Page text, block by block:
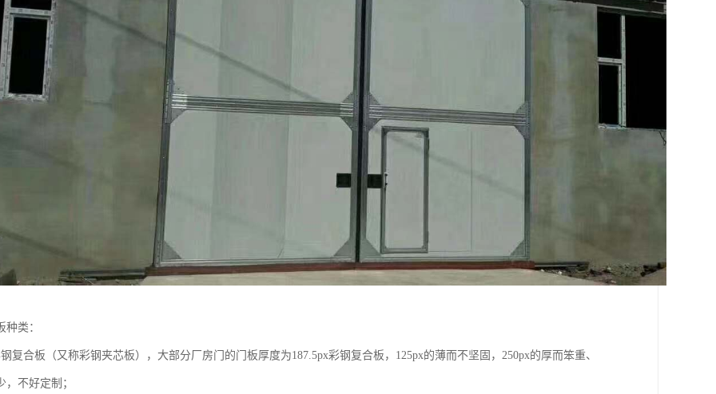
种类：
复合板（又称彩钢夹芯板），大部分厂房门的门板厚度为187.5px彩钢复合板，125px的薄而不坚固，250px的厚而笨重、
，不好定制；